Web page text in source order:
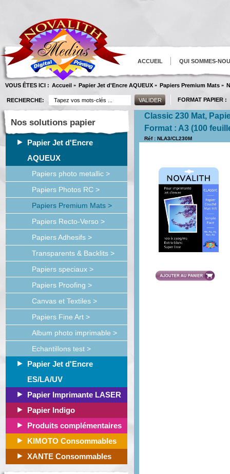
ACCUEIL QUI SOMMES-
VOUS ÊTES ICI : Accueil » Papier Jet d'Encre AQUEUX » Papiers Premium Mats »
RECHERCHE: FORMAT PAPIER :
Nos solutions papier
Papier Jet d'Encre
AQUEUX
Papiers photo metallic >
Papiers Photos RC >
Papiers Premium Mats >
Papiers Recto-Verso >
Papiers Adhesifs >
Transparents & Backlits >
Papiers speciaux >
Papiers Proofing >
Canvas et Textiles >
Papiers Fine Art >
Album photo imprimable >
Echantillons test >
Papier Jet d'Encre
ES/LA/UV
Papier Imprimante LASER
Papier Indigo
Produits complémentaires
KIMOTO Consommables
XANTE Consommables
Classic 230 Mat,
Format : A3 (100
Réf : NLA3/CL230M